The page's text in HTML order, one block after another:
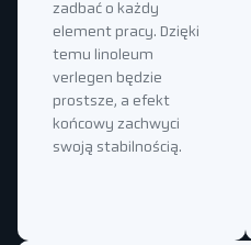
zadbać o każdy
element pracy. Dzięki
temu linoleum
verlegen będzie
prostsze, a efekt
końcowy zachwyci
swoją stabilnością.